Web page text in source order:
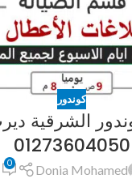
كوندور
الشرقية
01273604050
Donia Mohamed
0